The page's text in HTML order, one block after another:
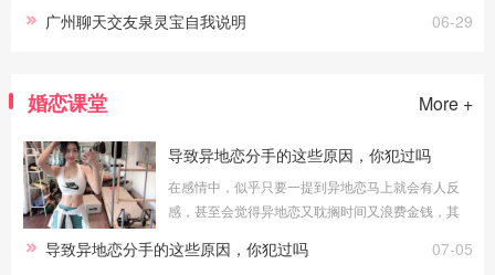
06-29
广州聊天交友泉灵宝自我说明
婚恋课堂 More +
导致异地恋分手的这些原因，你犯过吗
在感情中，似乎只要一提到异地恋马上就会有人反
感，甚至会觉得异地恋又耽搁时间又浪费金钱，其
异地恋并不能摧毁两个真正相爱的，能摧毁他 07-05
导致异地恋分手的这些原因，你犯过吗